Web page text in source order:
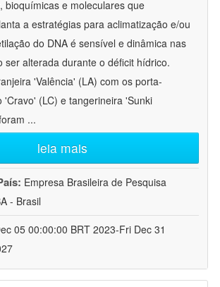
bioquímicas e moleculares que
a estratégias para aclimatização e/ou
do DNA é sensível e dinâmica nas
ser alterada durante o déficit hídrico.
'Valência' (LA) com os porta-
'Cravo' (LC) e tangerineira 'Sunki
...
leia mais
Empresa Brasileira de Pesquisa
- Brasil
05 00:00:00 BRT 2023-Fri Dec 31